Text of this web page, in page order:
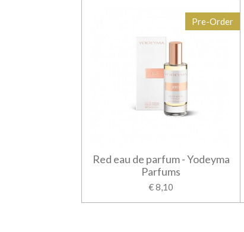
Pre-Order
Red eau de parfum - Yodeyma
Parfums
€ 8,10